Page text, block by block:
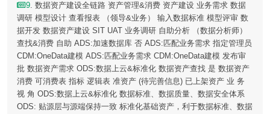
9. 数据资产建设全链路 资产管理&消费 资产建设 业务需求 数据
调研 模型设计 查看报表 （领导&业务） 输入数据标准 模型评审 数
据开发 数据资产建设 SIT UAT 业务调研 自助分析 （数据分析师）
查找&消费 自助 ADS:加速数据库 否 ADS:匹配业务需求 指定管理员
CDM:OneData建模 ADS:匹配业务需求 CDM:OneData建模 发布审
批 数据资产需求 ODS:数据上云&标准化 数据资产查找 是 数据资产
消费 可消费表 指标 逻辑表 准资产 (待完善信息) 已上架资产 业 务
视 角 ODS:数据上云&标准化 数据标准、数据质量、数据安全体系
ODS: 贴源层与源端保持一致 标准化基础资产，利于数据标准、数据